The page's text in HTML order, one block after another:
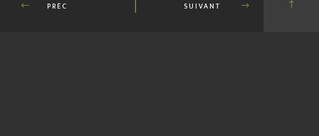
PRÉC SUIVANT